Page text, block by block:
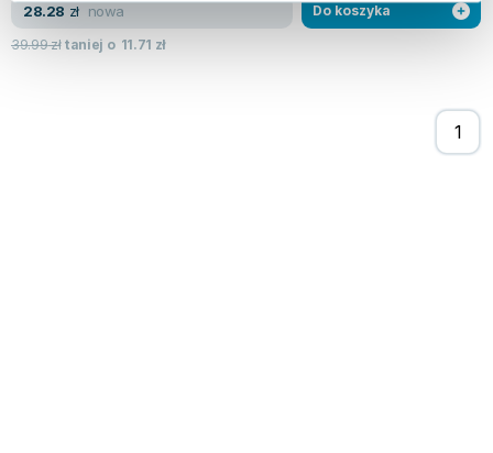
28.28 zł nowa
39.99złtaniej o 11.71 zł
Do koszyka